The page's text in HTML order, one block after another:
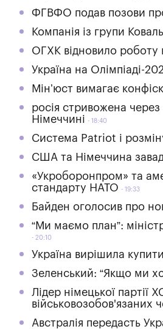
ФГВФО подав позови
Компанія із групи
ОГХК відновило роботу
Україна на Олімпіаді-
Мінʼюст вимагає
росія стривожена
Німеччині
18:40
Система Patriot і
США та Німеччина
«Укроборонпром» та
стандарту НАТО
19:33
Байден оголосив про
“Ми маємо план”:
20:10
Україна вирішила
Зеленський: “Якщо ми
Лідер німецької партії
військовозобов'язаних
Австралія передасть